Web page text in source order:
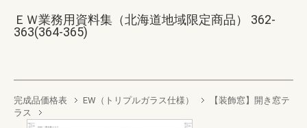
ＥＷ業務用資料集（北海道地域限定商品） 362-
363(364-365)
完成品価格表 EW（トリプルガラス仕様）
【装飾窓】開き窓テ
ラス